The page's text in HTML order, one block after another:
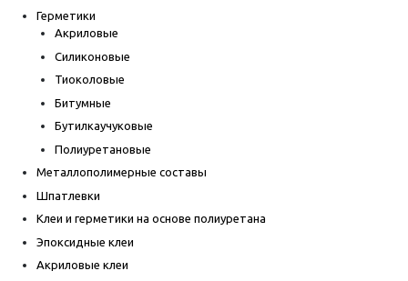
Герметики
Акриловые
Силиконовые
Тиоколовые
Битумные
Бутилкаучуковые
Полиуретановые
Металлополимерные составы
Шпатлевки
Клеи и герметики на основе полиуретана
Эпоксидные клеи
Акриловые клеи